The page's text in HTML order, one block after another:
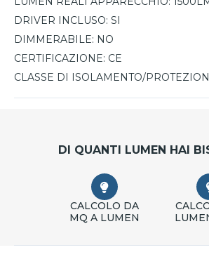
DRIVER INCLUSO: SI
DIMMERABILE: NO
CERTIFICAZIONE: CE
CLASSE DI ISOLAMENTO/
DI QUANTI LUMEN HAI
CALCOLO DA
MQ A LUMEN